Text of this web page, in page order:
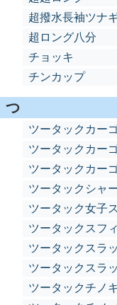
超撥水長袖ツナ
超ロング八分
チョッキ
チンカップ
つ
ツータックカー
ツータックカー
ツータックカー
ツータックシャ
ツータック女子
ツータックスフ
ツータックスラ
ツータックスラ
ツータックチノ